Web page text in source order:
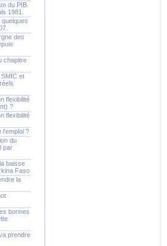
du PIB
1981.
quelques
des
chapitre
SMIC et
flexibilité
?
flexibilité
l'emploi ?
du
par
baisse
Faso
la
bonnes
prendre